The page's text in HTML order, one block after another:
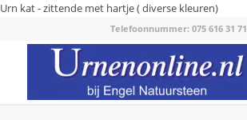
Urn kat - zittende met hartje ( diverse kleuren)
Telefoonnummer: 075 616 31 71